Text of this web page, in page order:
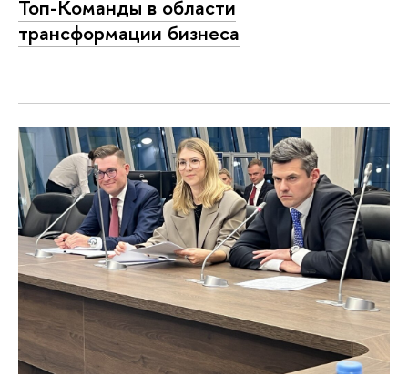
Топ-Команды в области
трансформации бизнеса